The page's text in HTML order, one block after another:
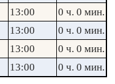
13:00
0 ч. 0 мин.
13:00
0 ч. 0 мин.
13:00
0 ч. 0 мин.
13:00 0 ч. 0 мин.